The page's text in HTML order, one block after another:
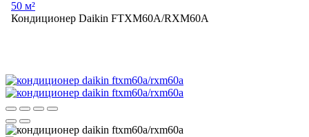
50 м²
Кондиционер Daikin FTXM60A/RXM60A